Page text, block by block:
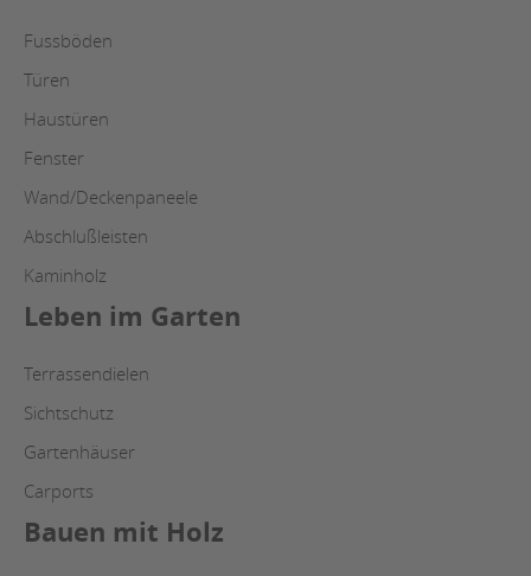
Fussböden
Türen
Haustüren
Fenster
Wand/Deckenpaneele
Abschlußleisten
Kaminholz
Leben im Garten
Terrassendielen
Sichtschutz
Gartenhäuser
Carports
Bauen mit Holz